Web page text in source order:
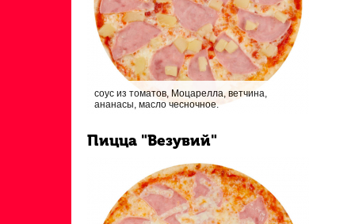
соус из томатов, Моцарелла, ветчина,
ананасы, масло чесночное.
Пицца "Везувий"